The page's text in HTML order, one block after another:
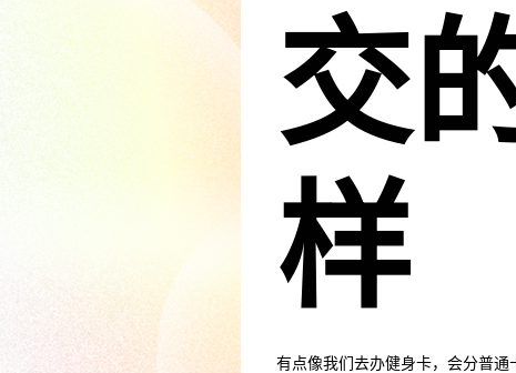
交
样
有点像我们去办健身卡，会分普通